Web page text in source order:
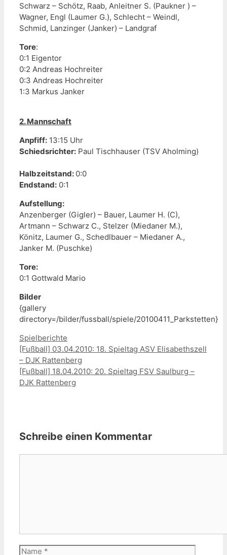
Schwarz – Schötz, Raab, Anleitner S. (Paukner ) –
Wagner, Engl (Laumer G.), Schlecht – Weindl,
Schmid, Lanzinger (Janker) – Landgraf
Tore:
0:1 Eigentor
0:2 Andreas Hochreiter
0:3 Andreas Hochreiter
1:3 Markus Janker
2. Mannschaft
Anpfiff: 13:15 Uhr
Schiedsrichter: Paul Tischhauser (TSV Aholming)
Halbzeitstand: 0:0
Endstand: 0:1
Aufstellung:
Anzenberger (Gigler) – Bauer, Laumer H. (C),
Artmann – Schwarz C., Stelzer (Miedaner M.),
Könitz, Laumer G., Schedlbauer – Miedaner A.,
Janker M. (Puschke)
Tore:
0:1 Gottwald Mario
Bilder
{gallery
directory=/bilder/fussball/spiele/20100411_Parkstetten}
Kategorien
Spielberichte
[Fußball] 03.04.2010: 18. Spieltag ASV Elisabethszell
– DJK Rattenberg
[Fußball] 18.04.2010: 20. Spieltag FSV Saulburg –
DJK Rattenberg
Schreibe einen Kommentar
Name